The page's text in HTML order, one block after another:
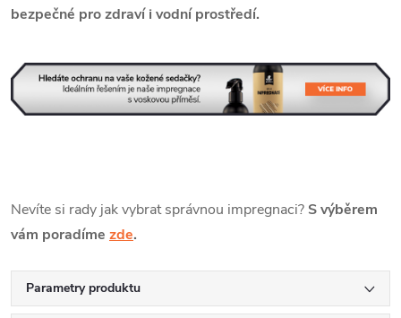
bezpečné pro zdraví i vodní prostředí.
Nevíte si rady jak vybrat správnou impregnaci? S výběrem
vám poradíme zde.
Parametry produktu